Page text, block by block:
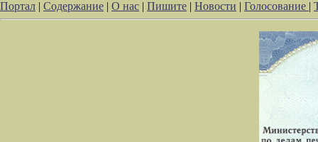
Портал | Содержание | О нас | Пишите | Новости | Голосование |